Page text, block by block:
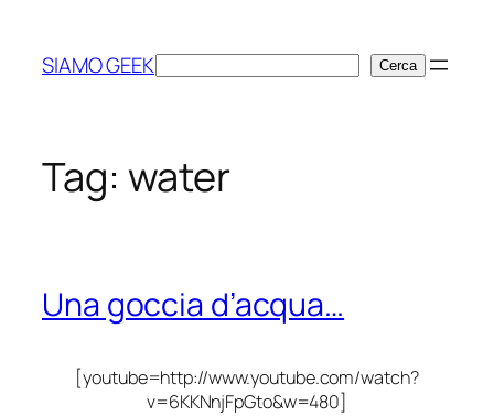
contenuto
SIAMO GEEKCerca Cerca
Tag: water
Una goccia d’acqua…
[youtube=http://www.youtube.com/watch?
v=6KKNnjFpGto&w=480]